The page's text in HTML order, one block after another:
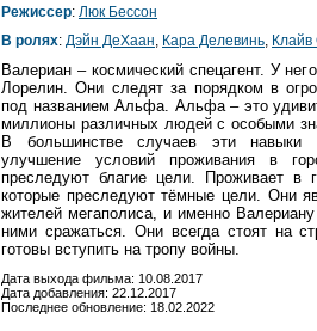
Режиссер: Люк Бессон
В ролях: Дэйн ДеХаан, Кара Делевинь, Клайв
Валериан – космический спецагент. У
Лорелин. Они следят за порядком в
под названием Альфа. Альфа – это
миллионы различных людей с особыми
В большинстве случаев эти навыки
улучшение условий проживания в
преследуют благие цели. Проживает в
которые преследуют тёмные цели. Они
жителей мегаполиса, и именно
ними сражаться. Они всегда стоят на
готовы вступить на тропу войны.
Дата выхода фильма: 10.08.2017
Дата добавления: 22.12.2017
Последнее обновление: 18.02.2022